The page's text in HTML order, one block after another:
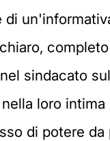
sindacato
loro
di potere